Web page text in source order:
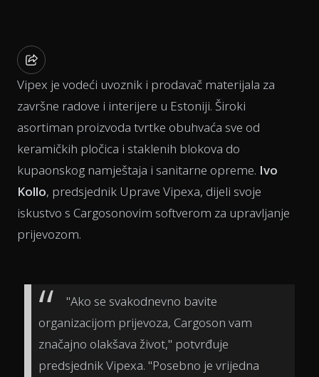
Vipex je vodeći uvoznik i prodavač materijala za
završne radove i interijere u Estoniji. Široki
asortiman proizvoda tvrtke obuhvaća sve od
keramičkih pločica i staklenih blokova do
kupaonskog namještaja i sanitarne opreme. Ivo
Kollo, predsjednik Uprave Vipexa, dijeli svoje
iskustvo s Cargosonovim softverom za upravljanje
prijevozom.
"Ako se svakodnevno bavite
organizacijom prijevoza, Cargoson vam
značajno olakšava život," potvrđuje
predsjednik Vipexa. "Posebno je vrijedna